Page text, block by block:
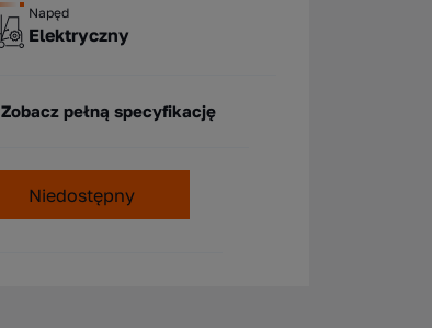
Napęd
Elektryczny
Zobacz pełną specyfikację
Niedostępny